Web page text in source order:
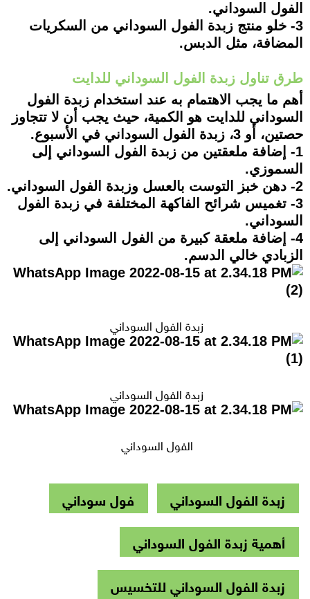
الفول السوداني.
3- خلو منتج زبدة الفول السوداني من السكريات
المضافة، مثل الدبس.
طرق تناول زبدة الفول السوداني للدايت
أهم ما يجب الاهتمام به عند استخدام زبدة الفول
السوداني للدايت هو الكمية، حيث يجب أن لا تتجاوز
حصتين، أو 3، زبدة الفول السوداني في الأسبوع.
1- إضافة ملعقتين من زبدة الفول السوداني إلى
السموزي.
2- دهن خبز التوست بالعسل وزبدة الفول السوداني.
3- تغميس شرائح الفاكهة المختلفة في زبدة الفول
السوداني.
4- إضافة ملعقة كبيرة من الفول السوداني إلى
الزبادي خالي الدسم.
زبدة الفول السوداني
زبدة الفول السوداني
الفول السوداني
زبدة الفول السوداني
فول سوداني
أهمية زبدة الفول السوداني
زبدة الفول السوداني للتخسيس